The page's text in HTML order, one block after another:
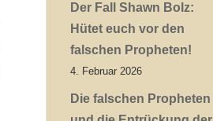
Der Fall Shawn Bolz:
Hütet euch vor den
falschen Propheten!
4. Februar 2026
Die falschen Propheten